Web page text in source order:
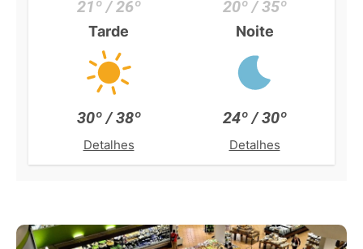
21º / 26º 20º / 35º
Tarde
30º / 38º
Detalhes
Noite
24º / 30º
Detalhes